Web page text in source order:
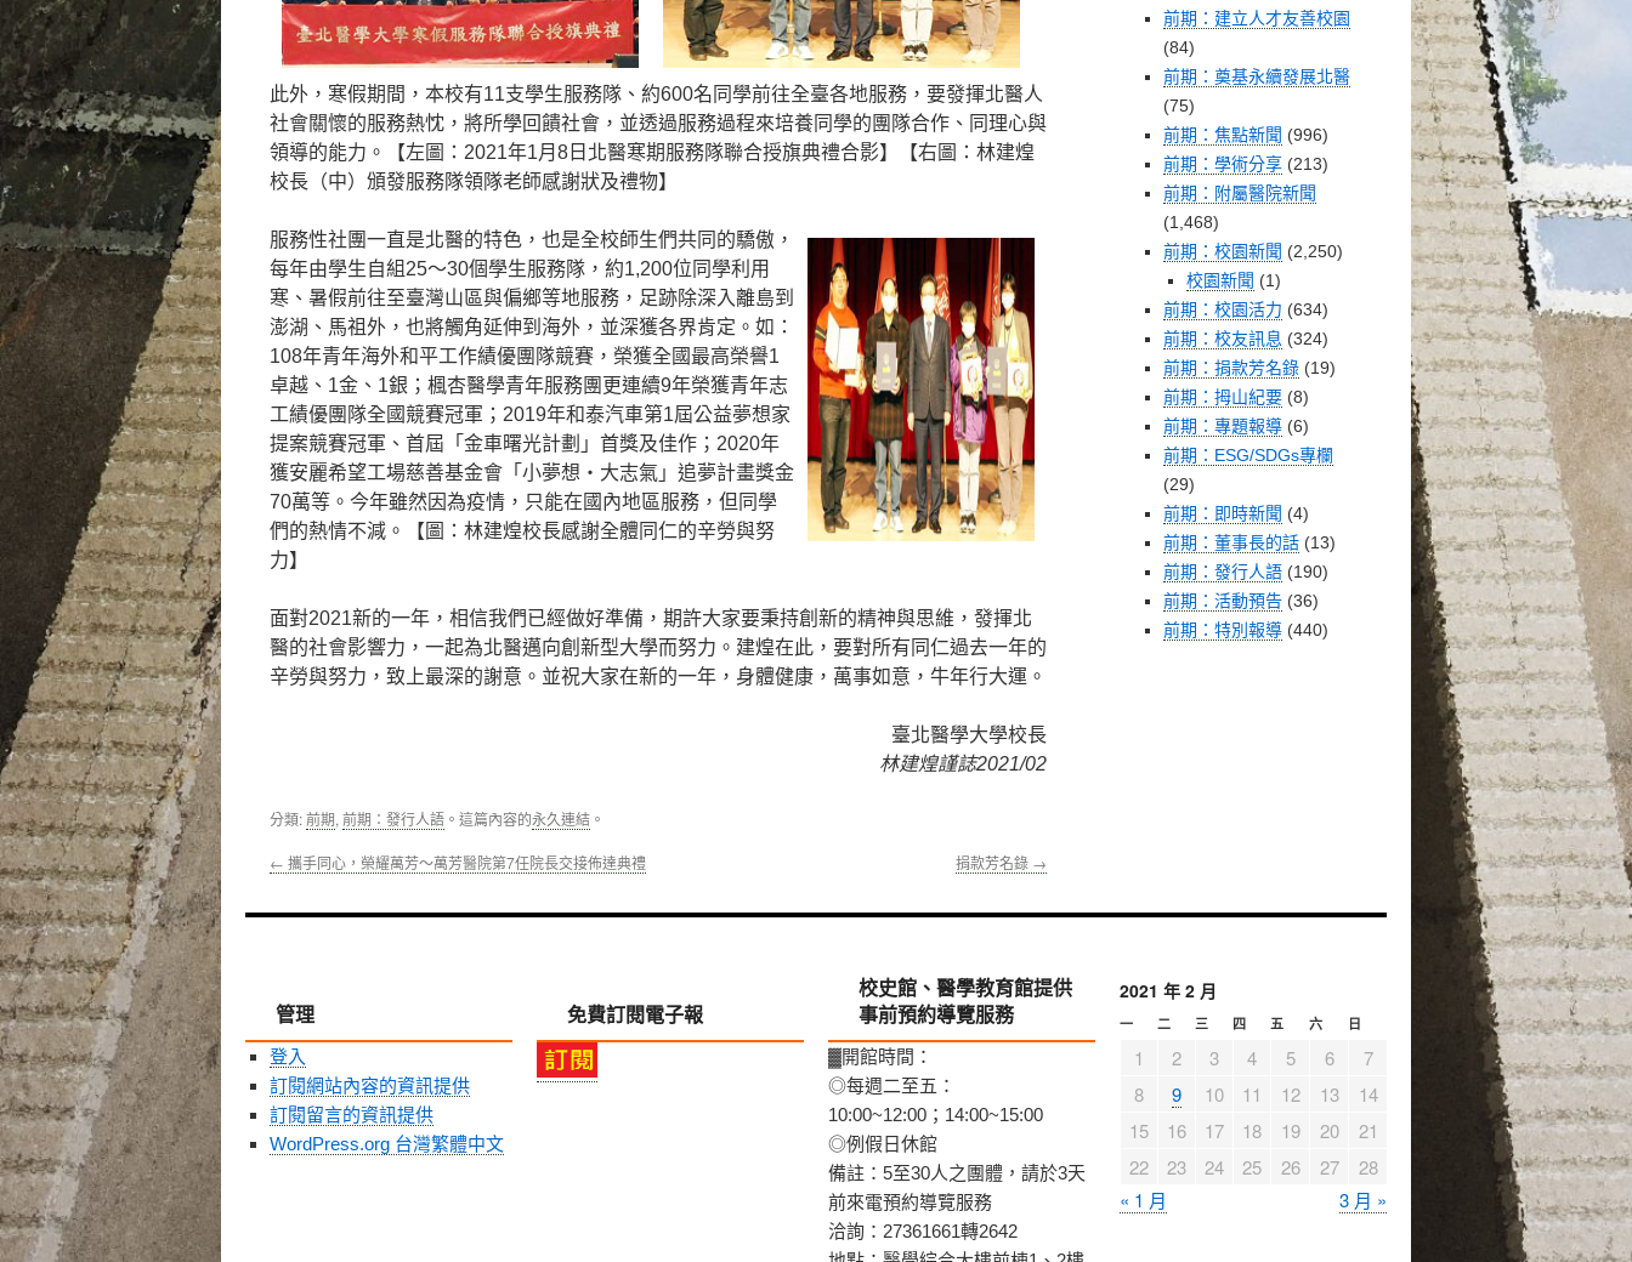
此外，寒假期間，本校有11支學生服務隊、約600名同學前往全臺各地服務，要發揮北醫人
社會關懷的服務熱忱，將所學回饋社會，並透過服務過程來培養同學的團隊合作、同理心與
領導的能力。【左圖：2021年1月8日北醫寒期服務隊聯合授旗典禮合影】【右圖：林建煌
校長（中）頒發服務隊領隊老師感謝狀及禮物】
服務性社團一直是北醫的特色，也是全校師生們共同的驕傲，
每年由學生自組25～30個學生服務隊，約1,200位同學利用
寒、暑假前往至臺灣山區與偏鄉等地服務，足跡除深入離島到
澎湖、馬祖外，也將觸角延伸到海外，並深獲各界肯定。如：
108年青年海外和平工作績優團隊競賽，榮獲全國最高榮譽1
卓越、1金、1銀；楓杏醫學青年服務團更連續9年榮獲青年志
工績優團隊全國競賽冠軍；2019年和泰汽車第1屆公益夢想家
提案競賽冠軍、首屆「金車曙光計劃」首獎及佳作；2020年
獲安麗希望工場慈善基金會「小夢想‧大志氣」追夢計畫獎金
70萬等。今年雖然因為疫情，只能在國內地區服務，但同學
們的熱情不減。【圖：林建煌校長感謝全體同仁的辛勞與努
力】
面對2021新的一年，相信我們已經做好準備，期許大家要秉持創新的精神與思維，發揮北
醫的社會影響力，一起為北醫邁向創新型大學而努力。建煌在此，要對所有同仁過去一年的
辛勞與努力，致上最深的謝意。並祝大家在新的一年，身體健康，萬事如意，牛年行大運。
臺北醫學大學校長
林建煌謹誌2021/02
分類:前期, 前期：發行人語 。這篇內容的永久連結 。
← 攜手同心，榮耀萬芳～萬芳醫院第7任院長交接佈達典禮 捐款芳名錄 →
前期：建立人才友善校園
(84)
前期：奠基永續發展北醫
(75)
前期：焦點新聞 (996)
前期：學術分享 (213)
前期：附屬醫院新聞
(1,468)
前期：校園新聞 (2,250)
校園新聞 (1)
前期：校園活力 (634)
前期：校友訊息 (324)
前期：捐款芳名錄 (19)
前期：拇山紀要 (8)
前期：專題報導 (6)
前期：ESG/SDGs專欄
(29)
前期：即時新聞 (4)
前期：董事長的話 (13)
前期：發行人語 (190)
前期：活動預告 (36)
前期：特別報導 (440)
管理
登入
訂閱網站內容的資訊提供
訂閱留言的資訊提供
WordPress.org 台灣繁體中文
免費訂閱電子報
校史館、醫學教育館提供
事前預約導覽服務
▓開館時間：
◎每週二至五：
10:00~12:00；14:00~15:00
◎例假日休館
備註：5至30人之團體，請於3天
前來電預約導覽服務
洽詢：27361661轉2642
2021 年 2 月
一 二 三 四 五 六 日
1 2 3 4 5 6
7
8
9 10 11 12 13
14
15
16 17 18 19 20
21
22
23 24 25 26 27
28
« 1 月
3 月 »